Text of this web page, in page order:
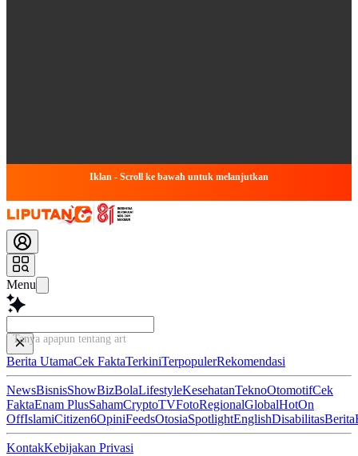
Iklan - Scroll ke bawah untuk melanjutkan
Menu
Tanya apapun tentang artikel i
Berita UtamaCek FaktaTerkiniTerpopulerRekomendasi
NewsBisnisShowBizBolaLifestyleKesehatanTeknoOtomotifCek
FaktaEnam PlusSahamCryptoTVFotoRegionalGlobalHotOn
OffIslamiCitizen6OpiniFeedsOtosiaSpotlightEnglishDisabilitasBerita
KontakKebijakan Privasi